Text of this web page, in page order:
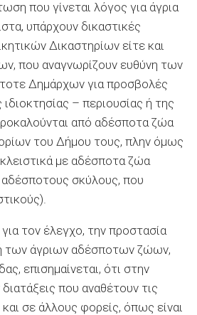
που γίνεται λόγος για άγρια
υπάρχουν δικαστικές
Δικαστηρίων είτε και
που αναγνωρίζουν ευθύνη των
Δημάρχων για προσβολές
– περιουσίας ή της
από αδέσποτα ζώα
του Δήμου τους, πλην όμως
με αδέσποτα ζώα
σκύλους, που
τον έλεγχο, την προστασία
των άγριων αδέσποτων ζώων,
επισημαίνεται, ότι στην
που αναθέτουν τις
σε άλλους φορείς, όπως είναι